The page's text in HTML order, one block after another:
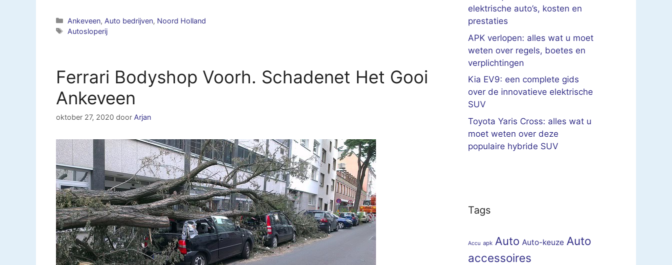
Categorieën
Ankeveen, Auto bedrijven, Noord Holland
Tags
Autosloperij
Ferrari Bodyshop Voorh. Schadenet Het Gooi
Ankeveen
oktober 27, 2020 door Arjan
elektrische auto’s, kosten en
prestaties
APK verlopen: alles wat u moet
weten over regels, boetes en
verplichtingen
Kia EV9: een complete gids
over de innovatieve elektrische
SUV
Toyota Yaris Cross: alles wat u
moet weten over deze
populaire hybride SUV
Tags
Accu apk Auto Auto-keuze Auto
accessoires